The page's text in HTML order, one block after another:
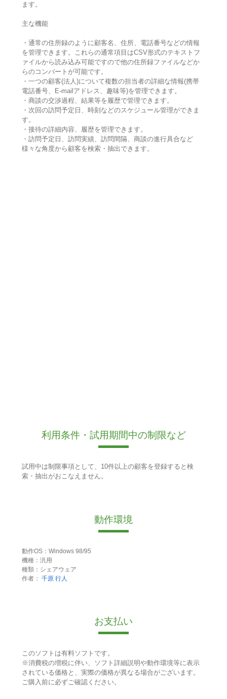
ます。
主な機能
・通常の住所録のように顧客名、住所、電話番号などの情報
を管理できます。これらの通常項目はCSV形式のテキストフ
ァイルから読み込み可能ですので他の住所録ファイルなどか
らのコンバートが可能です。
・一つの顧客(法人)について複数の担当者の詳細な情報(携帯
電話番号、E-mailアドレス、趣味等)を管理できます。
・商談の交渉過程、結果等を履歴で管理できます。
・次回の訪問予定日、時刻などのスケジュール管理ができま
す。
・接待の詳細内容、履歴を管理できます。
・訪問予定日、訪問実績、訪問間隔、商談の進行具合など
様々な角度から顧客を検索・抽出できます。
利用条件・試用期間中の制限など
試用中は制限事項として、10件以上の顧客を登録すると検
索・抽出がおこなえません。
動作環境
動作OS：Windows 98/95
機種：汎用
種類：シェアウェア
作者： 千原 行人
お支払い
このソフトは有料ソフトです。
※消費税の増税に伴い、ソフト詳細説明や動作環境等に表示
されている価格と、実際の価格が異なる場合がございます。
ご購入前に必ずご確認ください。